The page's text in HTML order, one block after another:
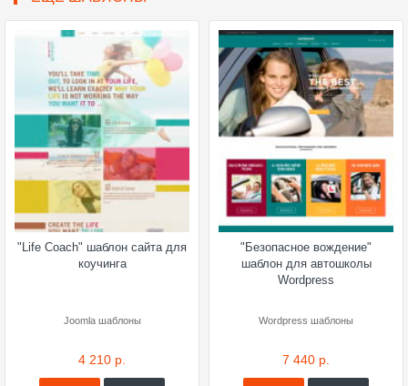
"Life Coach" шаблон сайта для
коучинга
Joomla шаблоны
4 210 р.
"Безопасное вождение"
шаблон для автошколы
Wordpress
Wordpress шаблоны
7 440 р.